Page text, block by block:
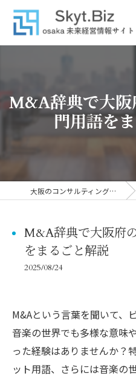
M&A辞典で大阪
門用語を
大阪のコンサルティングなら株式会社スカイトブレイン
M&A辞典で大阪府
をまるごと解説
2025/08/24
M&Aという言葉を聞いて、
音楽の世界でも多様な意味
った経験はありませんか？
ット用語、さらには音楽の